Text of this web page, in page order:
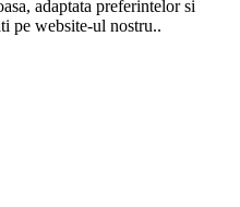
adaptata preferintelor si
pe website-ul nostru..